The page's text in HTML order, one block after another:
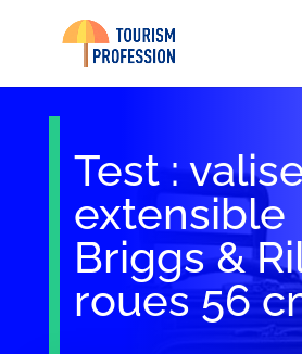
Test :
extensible
Briggs &
roues 56